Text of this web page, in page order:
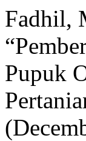
Fadhil,
Pupuk